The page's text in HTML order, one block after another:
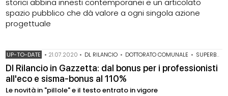
storici abbina innesti contemporanei e un articolato
spazio pubblico che dà valore a ogni singola azione
progettuale
UP-TO-DATE • 21.07.2020 • DL RILANCIO • DOTTORATO COMUNALE • SUPERBONUS 110%
Dl Rilancio in Gazzetta: dal bonus per i professionisti
all'eco e sisma-bonus al 110%
Le novità in "pillole" e il testo entrato in vigore